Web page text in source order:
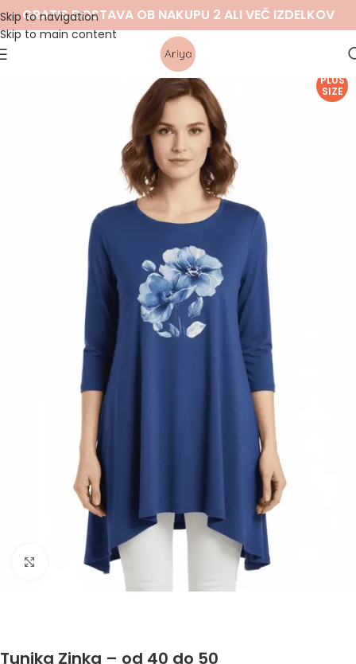
Skip to navigation
Skip to main content
GRATIS DOSTAVA OB NAKUPU 2 ALI VEČ IZDELKOV
PLUS
SIZE
Click to enlarge
Tunika Zinka – od 40 do 50